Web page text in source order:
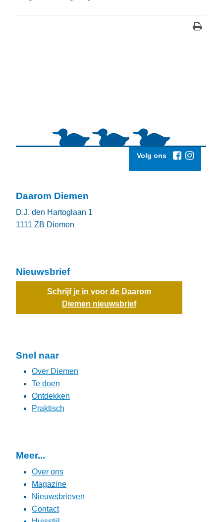
Volg ons
Daarom Diemen
D.J. den Hartoglaan 1
1111 ZB Diemen
Nieuwsbrief
Schrijf je in voor de Daarom
Diemen nieuwsbrief
Snel naar
Over Diemen
Te doen
Ontdekken
Praktisch
Meer...
Over ons
Magazine
Nieuwsbrieven
Contact